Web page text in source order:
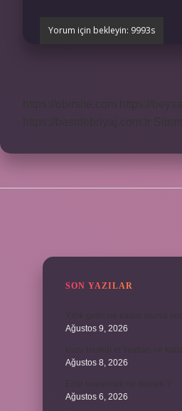
SON YAZILAR
Ağustos 9, 2026
Ağustos 8, 2026
Ağustos 6, 2026